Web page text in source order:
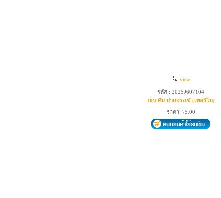
view
รหัส : 20250607104
10บ คีบ ปากจระเข้ (เทอร์โบ)
ราคา: 75.00